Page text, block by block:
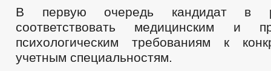
В первую очередь кандидат в
соответствовать медицинским и
психологическим требованиям к
учетным специальностям.